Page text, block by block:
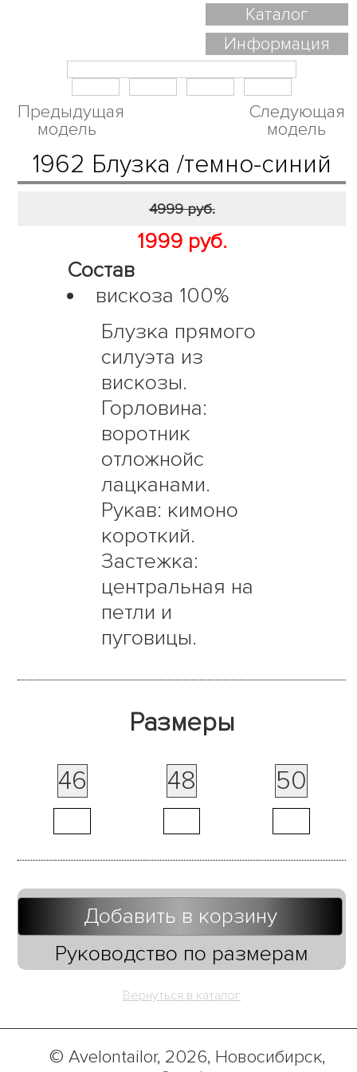
Каталог
Информация
Предыдущая
модель
Следующая
модель
1962 Блузка /темно-синий
4999 руб.
1999 руб.
Состав
вискоза 100%
Блузка прямого
силуэта из
вискозы.
Горловина:
воротник
отложнойс
лацканами.
Рукав: кимоно
короткий.
Застежка:
центральная на
петли и
пуговицы.
Размеры
46
48 50
Добавить в корзину
Руководство по размерам
Вернуться в каталог
© Avelontailor, 2026, Новосибирск,